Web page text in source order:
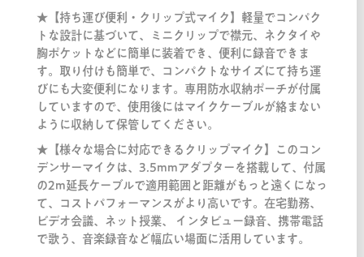
★【持ち運び便利・クリップ式マイク】軽量でコンパク
トな設計に基づいて、ミニクリップで襟元、ネクタイや
胸ポケットなどに簡単に装着でき、便利に録音できま
す。取り付けも簡単で、コンパクトなサイズにて持ち運
びにも大変便利になります。専用防水収納ポーチが付属
していますので、使用後にはマイクケーブルが絡まない
ように収納して保管してください。
★【様々な場合に対応できるクリップマイク】このコン
デンサーマイクは、3.5mmアダプターを搭載して、付属
の2m延長ケーブルで適用範囲と距離がもっと遠くになっ
て、コストパフォーマンスがより高いです。在宅勤務、
ビデオ会議、ネット授業、 インタビュー録音、携帯電話
で歌う、音楽録音など幅広い場面に活用しています。